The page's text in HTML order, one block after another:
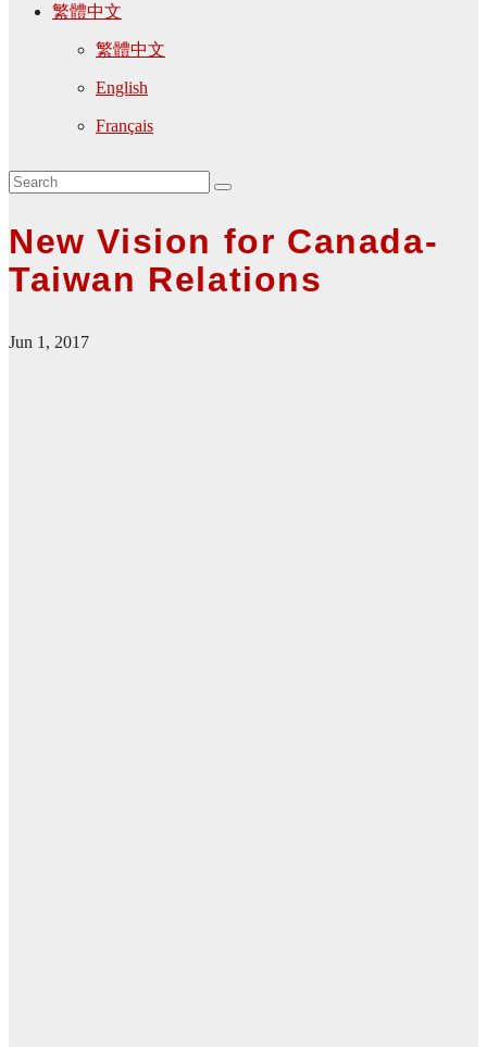
繁體中文
繁體中文
English
Français
New Vision for Canada-
Taiwan Relations
Jun 1, 2017